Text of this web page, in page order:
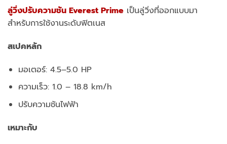
ลู่วิ่งปรับความชัน Everest Prime เป็นลู่วิ่งที่ออกแบบมา
สำหรับการใช้งานระดับฟิตเนส
สเปคหลัก
มอเตอร์: 4.5–5.0 HP
ความเร็ว: 1.0 – 18.8 km/h
ปรับความชันไฟฟ้า
เหมาะกับ